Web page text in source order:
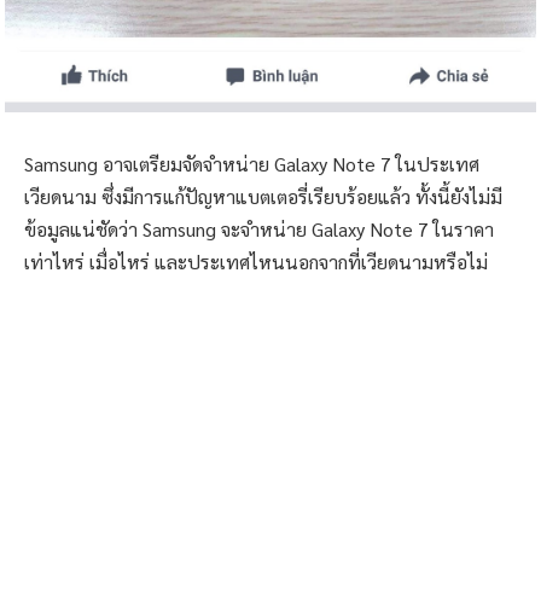
Samsung อาจเตรียมจัดจำหน่าย Galaxy Note 7 ในประเทศ
เวียดนาม ซึ่งมีการแก้ปัญหาแบตเตอรี่เรียบร้อยแล้ว ทั้งนี้ยังไม่มี
ข้อมูลแน่ชัดว่า Samsung จะจำหน่าย Galaxy Note 7 ในราคา
เท่าไหร่ เมื่อไหร่ และประเทศไหนนอกจากที่เวียดนามหรือไม่